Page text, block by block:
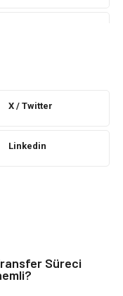
X / Twitter
Linkedin
Süreci